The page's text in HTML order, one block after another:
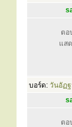
ตอ
แส
บอร์ด: วันอัฏ
ตอ